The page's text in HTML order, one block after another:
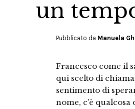
un
Pubblicato da Manuela
Francesco come il
qui scelto di
sentimento di
nome, c’è